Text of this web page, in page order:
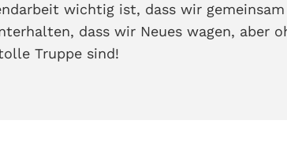
wichtig ist, dass wir
dass wir Neues wagen, aber
Truppe sind!